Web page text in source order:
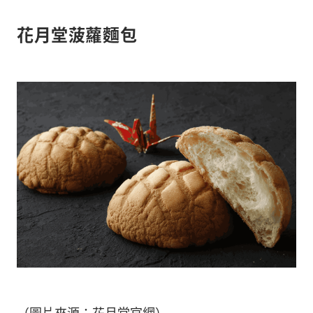
花月堂菠蘿麵包